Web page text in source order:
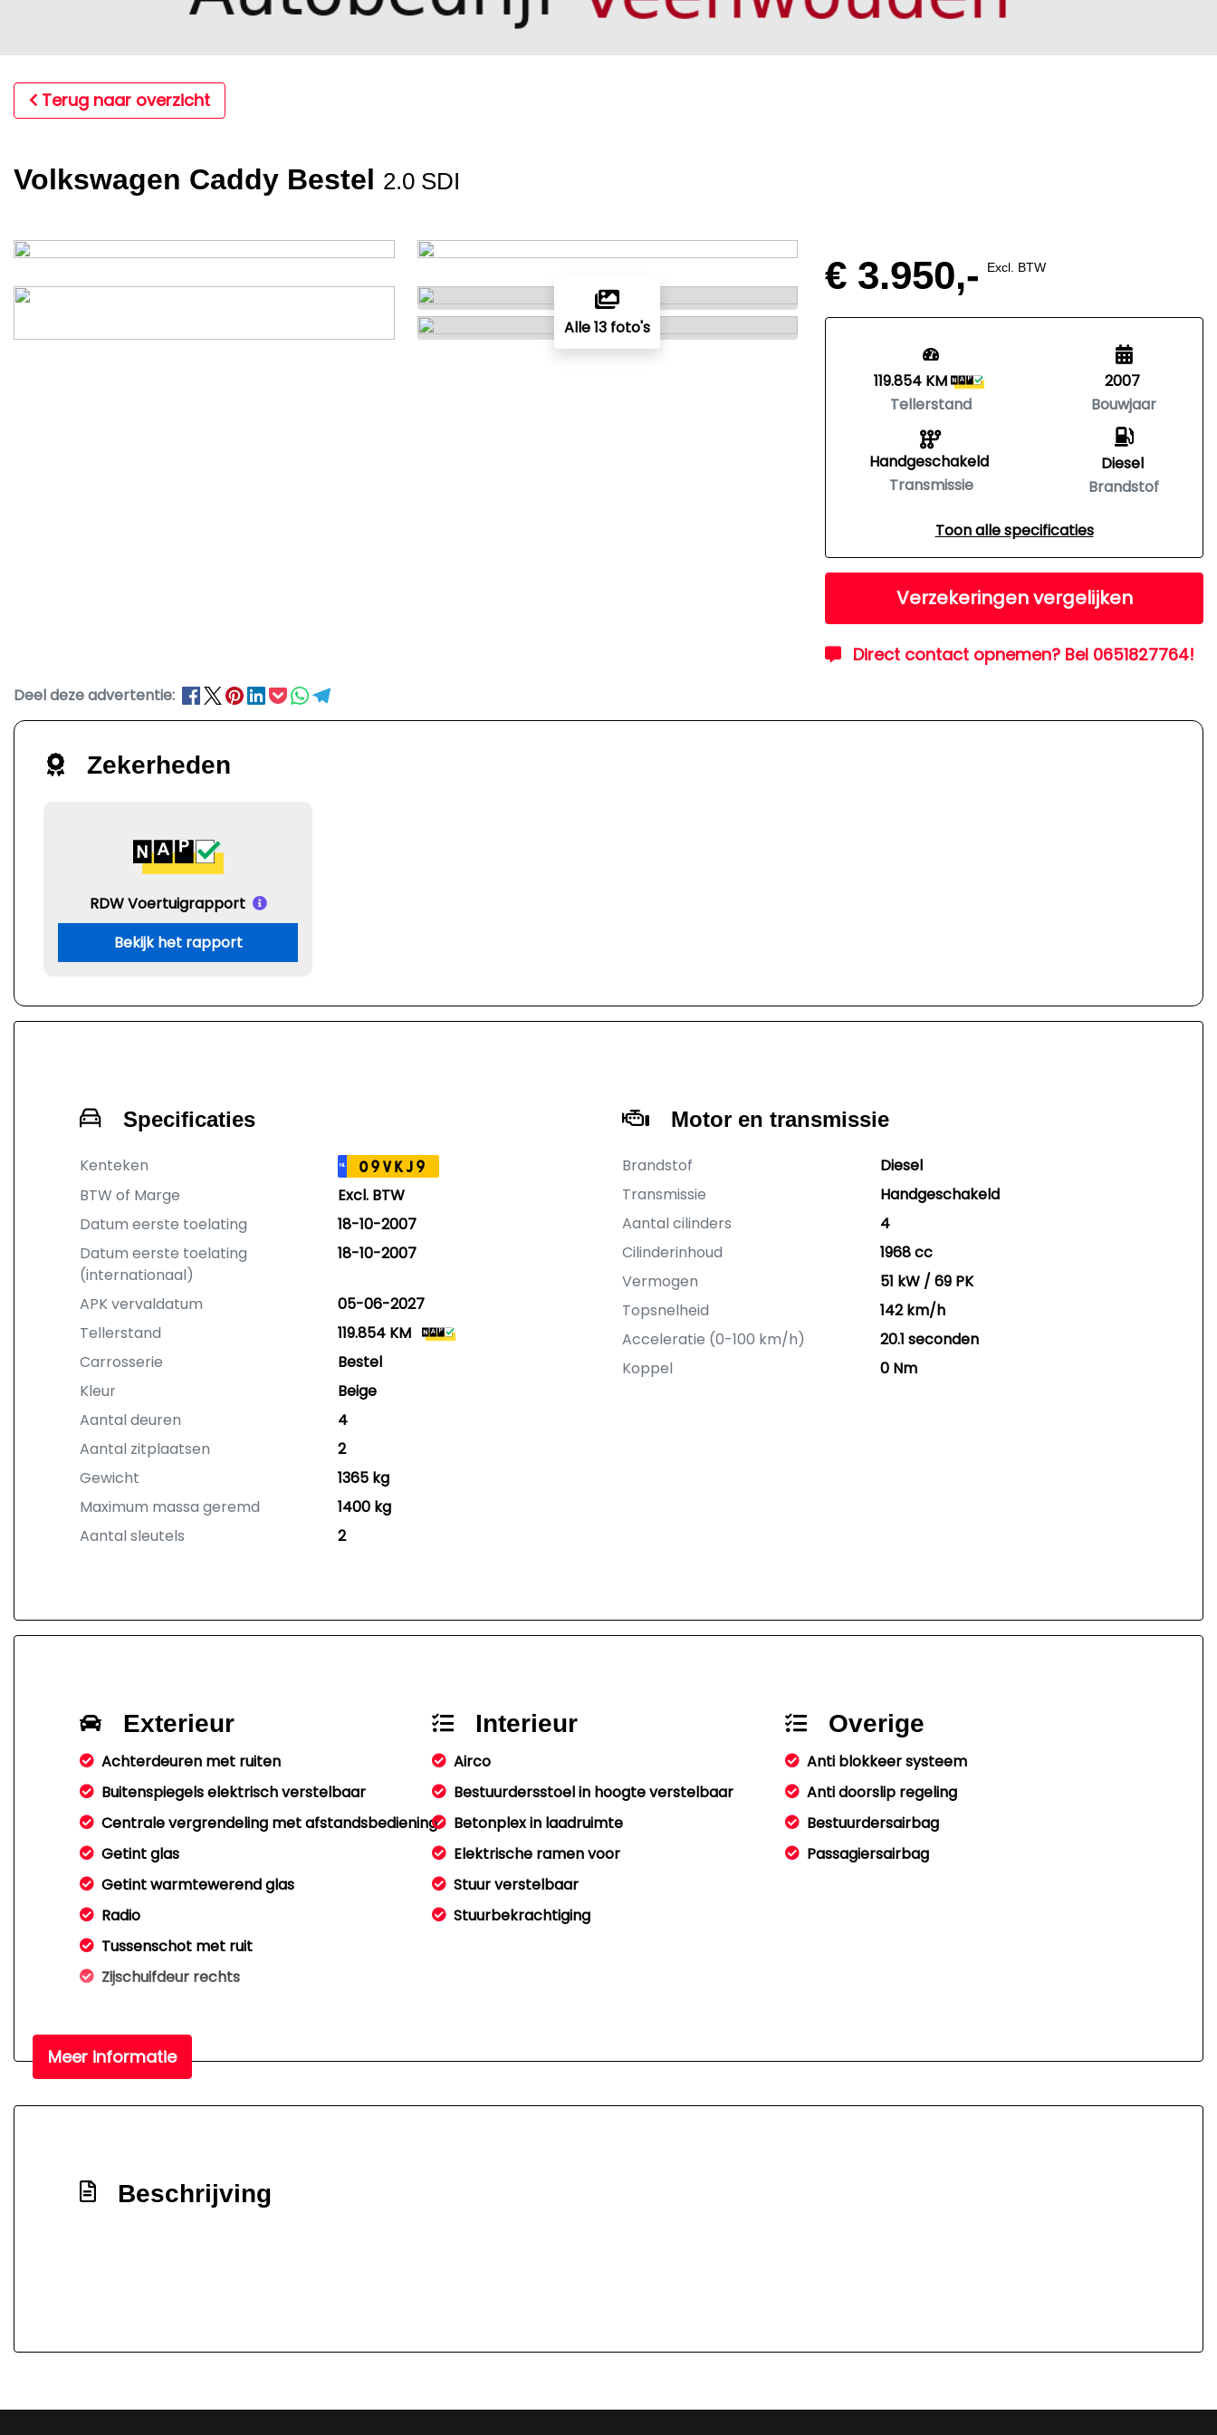
Terug naar overzicht
Volkswagen Caddy Bestel 2.0 SDI
Alle 13 foto's
€ 3.950,- Excl. BTW
119.854 KM
Tellerstand
Handgeschakeld
Transmissie
2007
Bouwjaar
Diesel
Brandstof
Toon alle specificaties
Verzekeringen vergelijken
Direct contact opnemen? Bel 0651827764!
Deel deze advertentie:
Zekerheden
RDW Voertuigrapport
Bekijk het rapport
Specificaties
Kenteken NL 09VKJ9
BTW of Marge
Excl. BTW
Datum eerste toelating
18-10-2007
Datum eerste toelating
(internationaal)
18-10-2007
APK vervaldatum
05-06-2027
Tellerstand
119.854 KM
Carrosserie
Bestel
Kleur
Beige
Aantal deuren
4
Aantal zitplaatsen
2
Gewicht
1365 kg
Maximum massa geremd
1400 kg
Aantal sleutels
2
Motor en transmissie
Brandstof
Diesel
Transmissie
Handgeschakeld
Aantal cilinders
4
Cilinderinhoud
1968 cc
Vermogen
51 kW / 69 PK
Topsnelheid
142 km/h
Acceleratie (0-100 km/h)
20.1 seconden
Koppel
0 Nm
Exterieur
Achterdeuren met ruiten
Buitenspiegels elektrisch verstelbaar
Centrale vergrendeling met afstandsbediening
Getint glas
Getint warmtewerend glas
Radio
Tussenschot met ruit
Zijschuifdeur rechts
Interieur
Airco
Bestuurdersstoel in hoogte verstelbaar
Betonplex in laadruimte
Elektrische ramen voor
Stuur verstelbaar
Stuurbekrachtiging
Overige
Anti blokkeer systeem
Anti doorslip regeling
Bestuurdersairbag
Passagiersairbag
Meer informatie
Beschrijving